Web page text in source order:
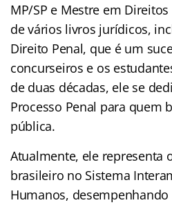
MP/SP e Mestre em
de vários livros jurídicos,
Direito Penal, que é um
concurseiros e os
de duas décadas, ele se
Processo Penal para quem
pública.
Atualmente, ele representa
brasileiro no Sistema
Humanos,